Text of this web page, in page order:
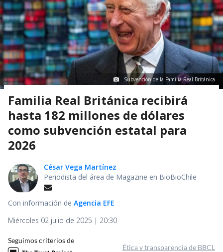
Subvención de la Familia Real Británica
Familia Real Británica recibirá
hasta 182 millones de dólares
como subvención estatal para
2026
César Vega Martínez
Periodista del área de Magazine en BioBioChile
Con información de Agencia EFE
Miércoles 02 julio de 2025 | 20:30
Seguimos criterios de
Ética y transparencia de BBCL